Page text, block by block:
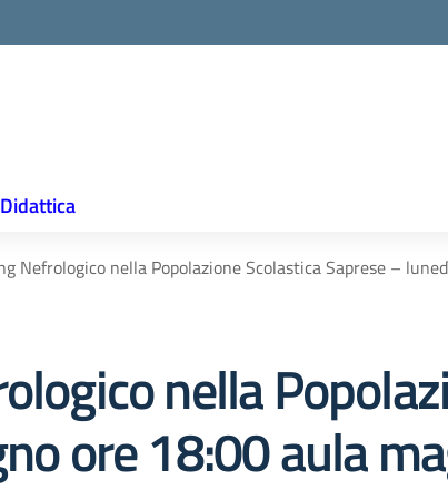
Didattica
Nefrologico nella Popolazione Scolastica Saprese –
nella
ore 18:00 aula